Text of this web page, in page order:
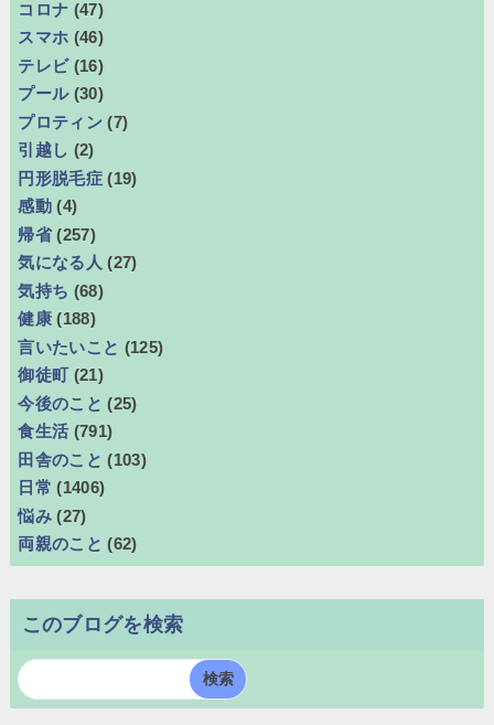
コロナ (47)
スマホ (46)
テレビ (16)
プール (30)
プロティン (7)
引越し (2)
円形脱毛症 (19)
感動 (4)
帰省 (257)
気になる人 (27)
気持ち (68)
健康 (188)
言いたいこと (125)
御徒町 (21)
今後のこと (25)
食生活 (791)
田舎のこと (103)
日常 (1406)
悩み (27)
両親のこと (62)
このブログを検索